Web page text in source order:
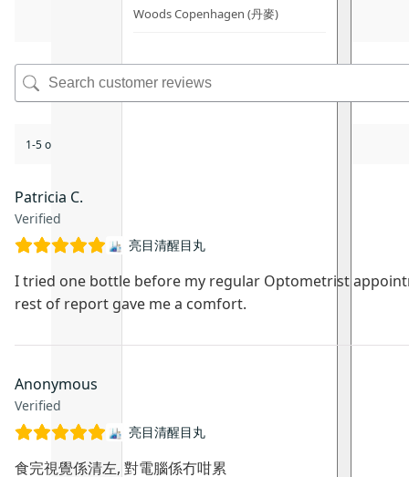
Woods Copenhagen (丹麥)
1-5 of 7 reviews
Patricia C.
Verified
亮目清醒目丸
I tried one bottle before my regular Optometrist
rest of report gave me a comfort.
Anonymous
Verified
亮目清醒目丸
食完視覺係清左, 對電腦係冇咁累